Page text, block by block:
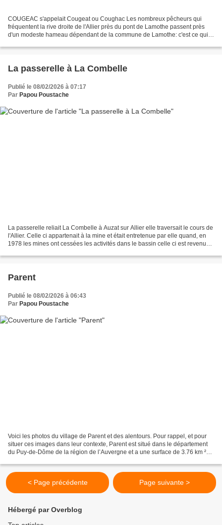
COUGEAC s'appelait Cougeat ou Coughac Les nombreux pêcheurs qui
fréquentent la rive droite de l'Allier près du pont de Lamothe passent près
d'un modeste hameau dépendant de la commune de Lamothe: c'est ce qui
La passerelle à La Combelle
Publié le 08/02/2026 à 07:17
Par Papou Poustache
La passerelle reliait La Combelle à Auzat sur Allier elle traversait le cours de
l'Allier. Celle ci appartenait à la mine et était entretenue par elle quand, en
1978 les mines ont cessées les activités dans le bassin celle ci est revenue
Parent
Publié le 08/02/2026 à 06:43
Par Papou Poustache
Voici les photos du village de Parent et des alentours. Pour rappel, et pour
situer ces images dans leur contexte, Parent est situé dans le département
du Puy-de-Dôme de la région de l’Auvergne et a une surface de 3.76 km ²
< Page précédente Page suivante >
Hébergé par Overblog